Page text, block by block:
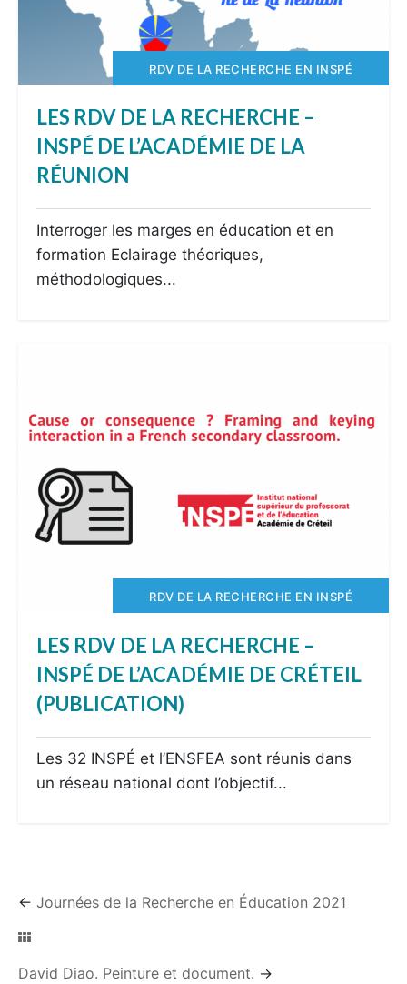
RDV DE LA RECHERCHE EN INSPÉ
LES RDV DE LA RECHERCHE –
INSPÉ DE L’ACADÉMIE DE LA
RÉUNION
Interroger les marges en éducation et en
formation Eclairage théoriques,
méthodologiques...
RDV DE LA RECHERCHE EN INSPÉ
LES RDV DE LA RECHERCHE –
INSPÉ DE L’ACADÉMIE DE CRÉTEIL
(PUBLICATION)
Les 32 INSPÉ et l’ENSFEA sont réunis dans
un réseau national dont l’objectif...
← Journées de la Recherche en Éducation 2021
David Diao. Peinture et document. →